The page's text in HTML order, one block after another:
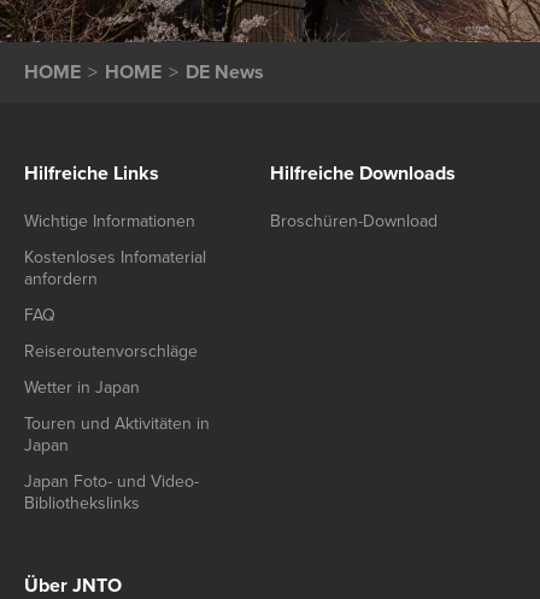
HOME HOME DE News
Hilfreiche Links
Wichtige Informationen
Kostenloses Infomaterial
anfordern
FAQ
Reiseroutenvorschläge
Wetter in Japan
Touren und Aktivitäten in
Japan
Japan Foto- und Video-
Bibliothekslinks
Hilfreiche Downloads
Broschüren-Download
Über JNTO